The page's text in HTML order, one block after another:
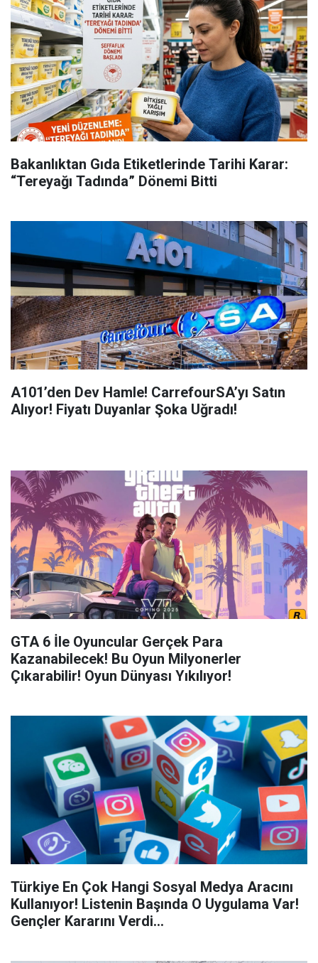
Bakanlıktan Gıda Etiketlerinde Tarihi Karar:
“Tereyağı Tadında” Dönemi Bitti
A101’den Dev Hamle! CarrefourSA’yı Satın
Alıyor! Fiyatı Duyanlar Şoka Uğradı!
GTA 6 İle Oyuncular Gerçek Para
Kazanabilecek! Bu Oyun Milyonerler
Çıkarabilir! Oyun Dünyası Yıkılıyor!
Türkiye En Çok Hangi Sosyal Medya Aracını
Kullanıyor! Listenin Başında O Uygulama Var!
Gençler Kararını Verdi...